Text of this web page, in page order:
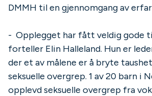
DMMH til en gjennomgang av
- Opplegget har fått veldig gode
forteller Elin Halleland. Hun er
der et av målene er å bryte
seksuelle overgrep. 1 av 20 barn i
opplevd seksuelle overgrep fra